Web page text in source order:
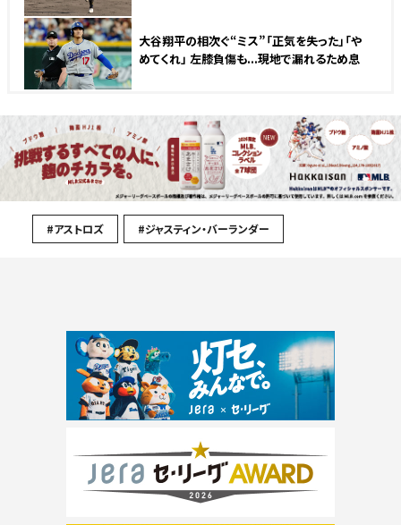
大谷翔平の相次ぐ“ミス”「正気を失った」「や
めてくれ」 左膝負傷も...現地で漏れるため息
#アストロズ #ジャスティン・バーランダー